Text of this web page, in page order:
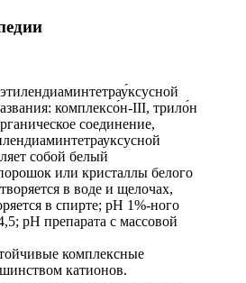
комплексо́н-III, трило́н
соединение,
собой белый
или кристаллы белого
в воде и щелочах,
в спирте; рН 1%-ного
рН препарата с массовой
комплексные
катионов.